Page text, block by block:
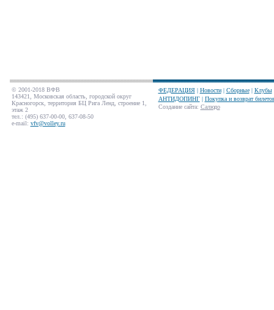
© 2001-2018 ВФВ
143421, Московская область, городской округ
Красногорск, территория БЦ Рига Ленд, строение 1,
этаж 2
тел.: (495) 637-00-00, 637-08-50
e-mail: vfv@volley.ru
ФЕДЕРАЦИЯ| Новости| Сборные| Клубы
АНТИДОПИНГ| Покупка и возврат
Создание сайта: Салюдо